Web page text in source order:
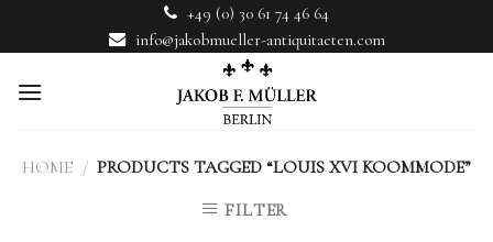
+49 (0) 30 61 74 46 64
info@jakobmueller-antiquitaeten.com
HOME / PRODUCTS TAGGED “LOUIS XVI KOOMMODE”
FILTER